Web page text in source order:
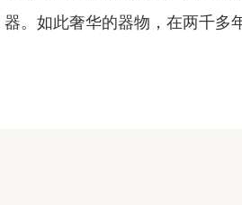
器。如此奢华的器物，在两千多